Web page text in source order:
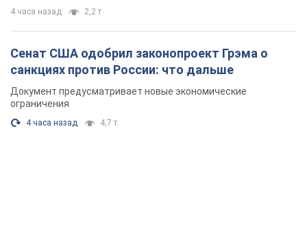
4 часа назад 2,2 т.
Сенат США одобрил законопроект Грэма о
санкциях против России: что дальше
Документ предусматривает новые экономические
ограничения
4 часа назад 4,7 т.